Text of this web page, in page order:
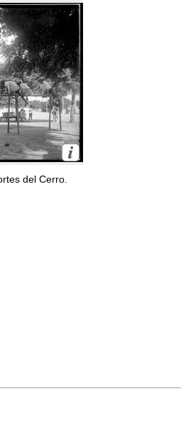
del Cerro.